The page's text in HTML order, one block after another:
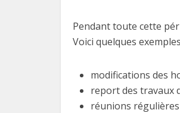
Pendant toute cette
Voici quelques
modifications des
report des travaux
réunions